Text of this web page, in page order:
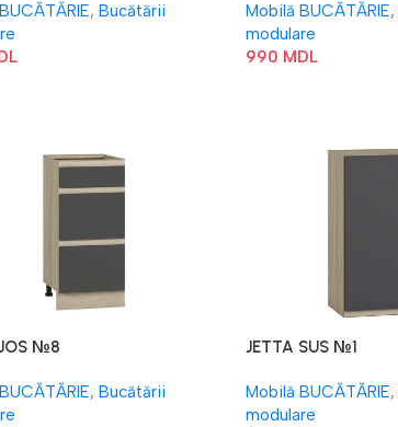
, Bucătării
Mobilă BUCĂTĂRIE,
modulare
990 MDL
№8
, Bucătării
JETTA SUS №1
Mobilă BUCĂTĂRIE,
modulare